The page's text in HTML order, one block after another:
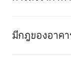
มีกฎของอาคา